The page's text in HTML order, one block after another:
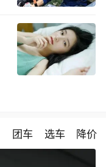
团车 选车 降价